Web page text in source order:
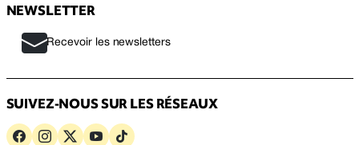
NEWSLETTER
Recevoir les newsletters
SUIVEZ-NOUS SUR LES RÉSEAUX